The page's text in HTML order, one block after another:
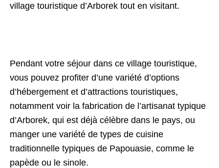
village touristique d’Arborek tout en visitant.
Pendant votre séjour dans ce village touristique,
vous pouvez profiter d’une variété d’options
d’hébergement et d’attractions touristiques,
notamment voir la fabrication de l’artisanat typique
d’Arborek, qui est déjà célèbre dans le pays, ou
manger une variété de types de cuisine
traditionnelle typiques de Papouasie, comme le
papède ou le sinole.